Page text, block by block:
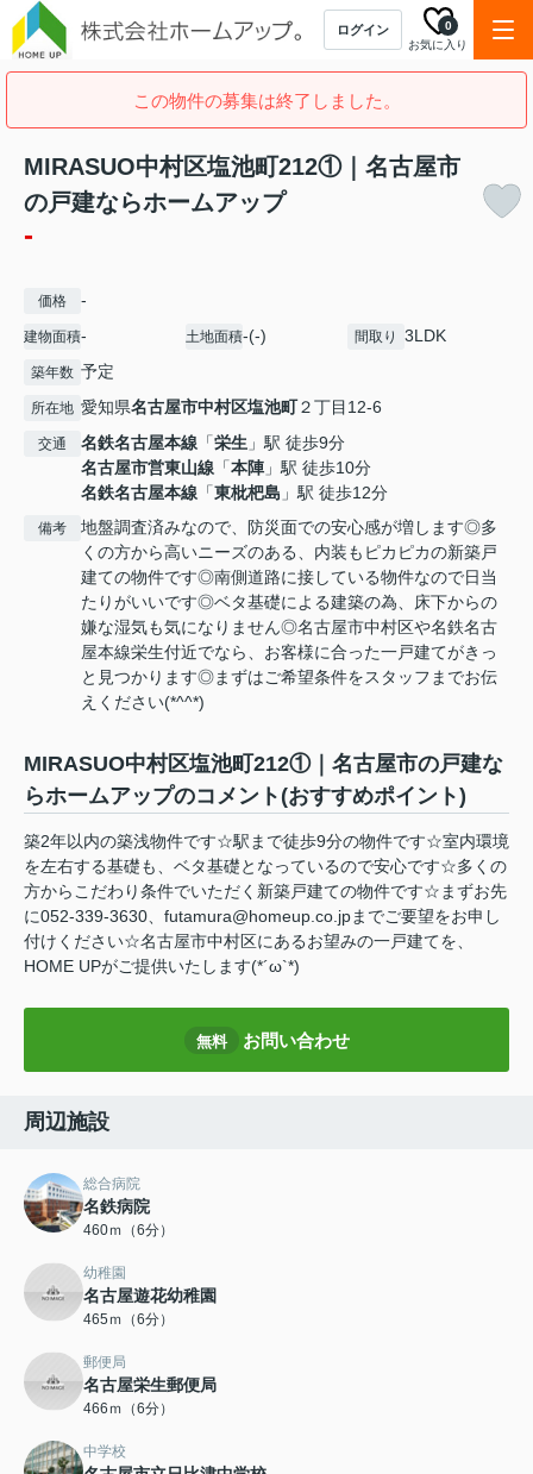
ログイン
お気に入り
0
この物件の募集は終了しました。
MIRASUO中村区塩池町212①｜名古屋市
の戸建ならホームアップ
-
価格 -
建物面積- 土地面積-(-) 間取り 3LDK
築年数 予定
所在地 愛知県名古屋市中村区塩池町２丁目12-6
交通 名鉄名古屋本線 「栄生 」駅 徒歩9分
名古屋市営東山線 「本陣」駅 徒歩10分
名鉄名古屋本線 「東枇杷島 」駅 徒歩12分
備考
地盤調査済みなので、防災面での安心感が増します◎多
くの方から高いニーズのある、内装もピカピカの新築戸
建ての物件です◎南側道路に接している物件なので日当
たりがいいです◎ベタ基礎による建築の為、床下からの
嫌な湿気も気になりません◎名古屋市中村区や名鉄名古
屋本線栄生付近でなら、お客様に合った一戸建てがきっ
と見つかります◎まずはご希望条件をスタッフまでお伝
えください(*^^*)
MIRASUO中村区塩池町212①｜名古屋市の戸建な
らホームアップのコメント(おすすめポイント)
築2年以内の築浅物件です☆駅まで徒歩9分の物件です☆室内環境
を左右する基礎も、ベタ基礎となっているので安心です☆多くの
方からこだわり条件でいただく新築戸建ての物件です☆まずお先
に052-339-3630、futamura@homeup.co.jpまでご要望をお申し
付けください☆名古屋市中村区にあるお望みの一戸建てを、
HOME UPがご提供いたします(*´ω`*)
無料 お問い合わせ
周辺施設
総合病院
名鉄病院
460ｍ（6分）
幼稚園
名古屋遊花幼稚園
465ｍ（6分）
郵便局
名古屋栄生郵便局
466ｍ（6分）
中学校